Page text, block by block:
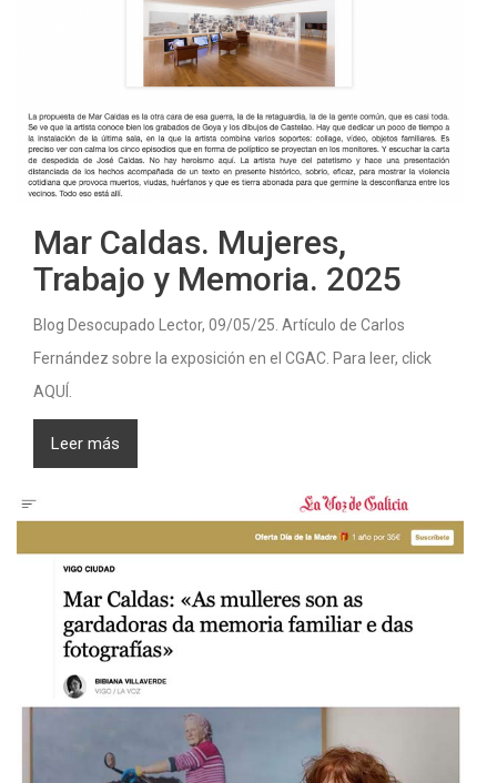
Mar Caldas. Mujeres,
Trabajo y Memoria. 2025
Blog Desocupado Lector, 09/05/25. Artículo de Carlos
Fernández sobre la exposición en el CGAC. Para leer, click
AQUÍ.
Leer más